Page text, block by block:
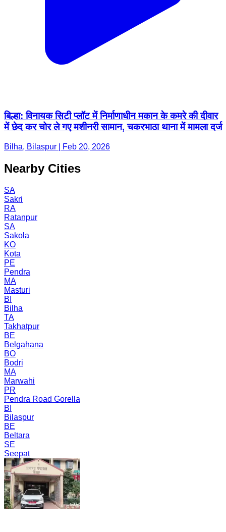
बिल्हा: विनायक सिटी प्लॉट में निर्माणाधीन मकान के कमरे की दीवार
में छेद कर चोर ले गए मशीनरी सामान, चकरभाठा थाना में मामला दर्ज
Bilha, Bilaspur | Feb 20, 2026
Nearby Cities
SA
Sakri
RA
Ratanpur
SA
Sakola
KO
Kota
PE
Pendra
MA
Masturi
BI
Bilha
TA
Takhatpur
BE
Belgahana
BO
Bodri
MA
Marwahi
PR
Pendra Road Gorella
BI
Bilaspur
BE
Beltara
SE
Seepat